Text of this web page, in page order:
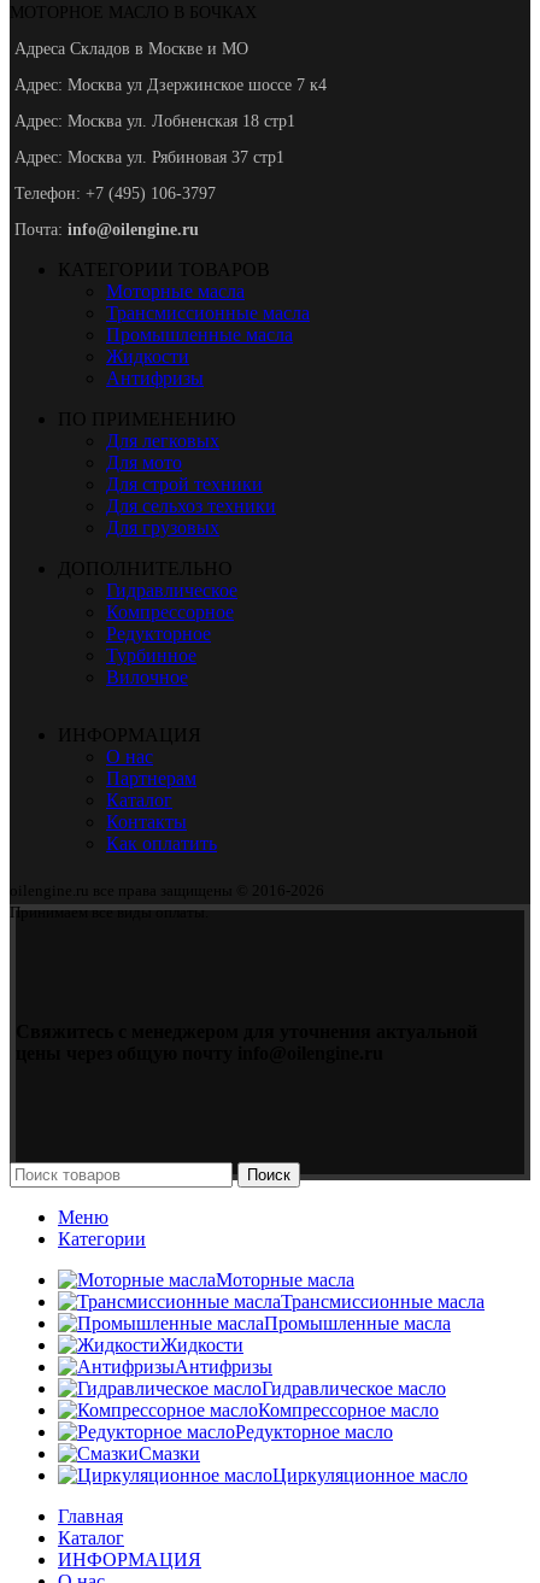
МОТОРНОЕ МАСЛО В БОЧКАХ
Адреса Складов в Москве и МО
Адрес: Москва ул Дзержинское шоссе 7 к4
Адрес: Москва ул. Лобненская 18 стр1
Адрес: Москва ул. Рябиновая 37 стр1
Телефон: +7 (495) 106-3797
Почта: info@oilengine.ru
КАТЕГОРИИ ТОВАРОВ
Моторные масла
Трансмиссионные масла
Промышленные масла
Жидкости
Антифризы
ПО ПРИМЕНЕНИЮ
Для легковых
Для мото
Для строй техники
Для сельхоз техники
Для грузовых
ДОПОЛНИТЕЛЬНО
Гидравлическое
Компрессорное
Редукторное
Турбинное
Вилочное
ИНФОРМАЦИЯ
О нас
Партнерам
Каталог
Контакты
Как оплатить
oilengine.ru все права защищены © 2016-2026
Принимаем все виды оплаты.
Поиск
Меню
Категории
Моторные масла
Трансмиссионные масла
Промышленные масла
Жидкости
Антифризы
Гидравлическое масло
Компрессорное масло
Редукторное масло
Смазки
Циркуляционное масло
Главная
Каталог
ИНФОРМАЦИЯ